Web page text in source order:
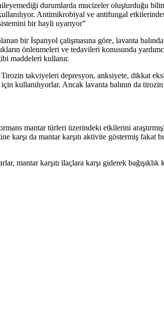
durumlarda mucizeler oluşturduğu
Antimikrobiyal ve antifungal
bir hayli uyarıyor”
bir İspanyol çalışmasına göre, lavanta
önlenmeleri ve tedavileri konusunda
maddeleri kullanır.
Tirozin takviyeleri depresyon, anksiyete, dikkat
kullanılıyorlar. Ancak lavanta balının da
mantar türleri üzerindeki etkilerini
da mantar karşıtı aktivite göstermiş fakat
mantar karşıtı ilaçlara karşı giderek bağışıklık